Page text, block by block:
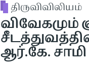
திருவிவிலியம்
விவேகமும்
ஆர்.கே. சாமி